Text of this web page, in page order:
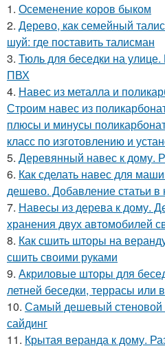
1. Осеменение коров быком
2. Дерево, как семейный
шуй: где поставить талисман
3. Тюль для беседки на
ПВХ
4. Навес из металла и
Строим навес из
плюсы и минусы
класс по изготовлению и
5. Деревянный навес к дому.
6. Как сделать навес для
дешево. Добавление статьи в
7. Навесы из дерева к дому.
хранения двух автомобилей
8. Как сшить шторы на
сшить своими руками
9. Акриловые шторы для
летней беседки, террасы или
10. Самый дешевый
сайдинг
11. Крытая веранда к дому.